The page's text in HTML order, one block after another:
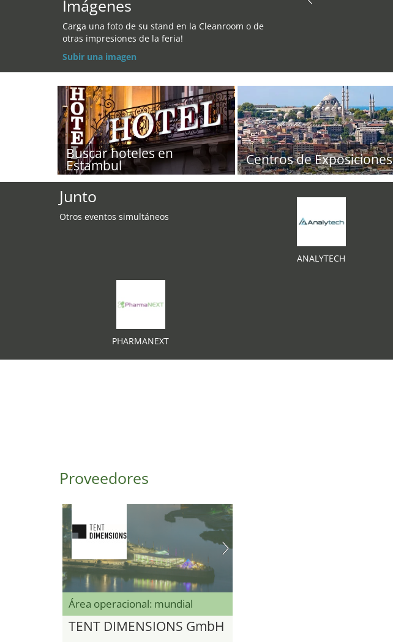
Imágenes
Carga una foto de su stand en la Cleanroom o de
otras impresiones de la feria!
Subir una imagen
Buscar hoteles en
Estambul Centros de Exposiciones
Junto
Otros eventos simultáneos
ANALYTECH
PHARMANEXT
Proveedores
Área operacional: mundial
TENT DIMENSIONS GmbH